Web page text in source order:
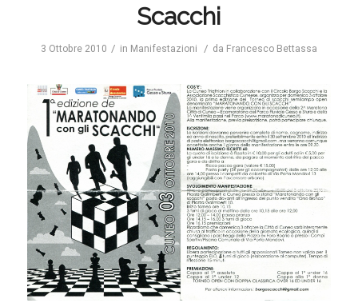
Scacchi
3 Ottobre 2010 / in Manifestazioni / da Francesco Bettassa